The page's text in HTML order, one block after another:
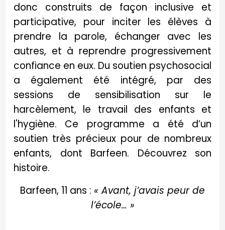
donc construits de façon inclusive et
participative, pour inciter les élèves à
prendre la parole, échanger avec les
autres, et à reprendre progressivement
confiance en eux. Du soutien psychosocial
a également été intégré, par des
sessions de sensibilisation sur le
harcèlement, le travail des enfants et
l'hygiène. Ce programme a été d’un
soutien très précieux pour de nombreux
enfants, dont Barfeen. Découvrez son
histoire.
Barfeen, 11 ans : « Avant, j’avais peur de
l’école… »